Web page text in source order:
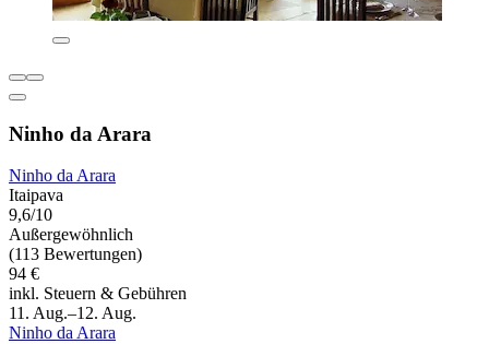
Ninho da Arara
Ninho da Arara
Itaipava
9,6/10
Außergewöhnlich
(113 Bewertungen)
94 €
inkl. Steuern & Gebühren
11. Aug.–12. Aug.
Ninho da Arara